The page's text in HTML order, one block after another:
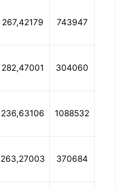
267,42179 743947
282,47001 304060
236,63106 1088532
263,27003 370684